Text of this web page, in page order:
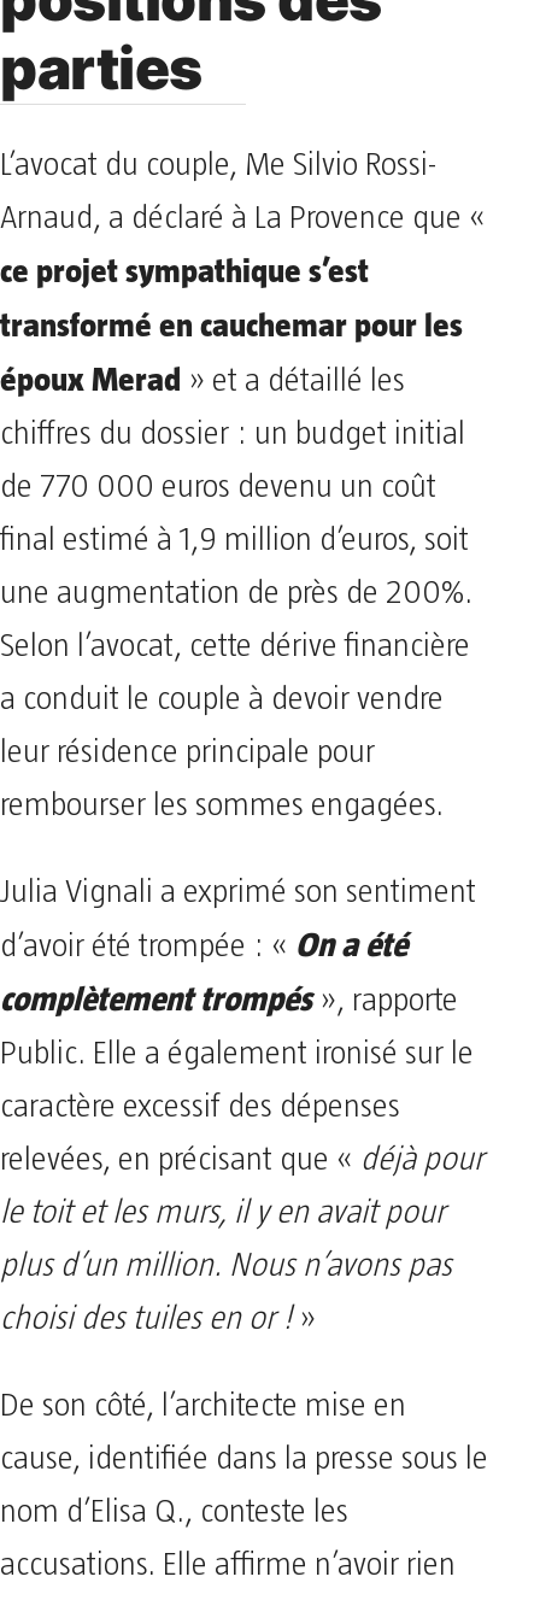
parties
L’avocat du couple, Me Silvio Rossi-
Arnaud, a déclaré à La Provence que «
ce projet sympathique s’est
transformé en cauchemar pour les
époux Merad » et a détaillé les
chiffres du dossier : un budget initial
de 770 000 euros devenu un coût
final estimé à 1,9 million d’euros, soit
une augmentation de près de 200%.
Selon l’avocat, cette dérive financière
a conduit le couple à devoir vendre
leur résidence principale pour
rembourser les sommes engagées.
Julia Vignali a exprimé son sentiment
d’avoir été trompée : « On a été
complètement trompés», rapporte
Public. Elle a également ironisé sur le
caractère excessif des dépenses
relevées, en précisant que « déjà pour
le toit et les murs, il y en avait pour
plus d’un million. Nous n’avons pas
choisi des tuiles en or !»
De son côté, l’architecte mise en
cause, identifiée dans la presse sous le
nom d’Elisa Q., conteste les
accusations. Elle affirme n’avoir rien